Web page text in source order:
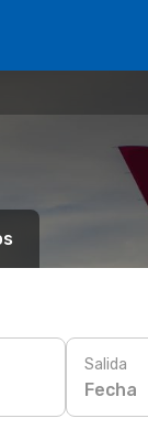
Salida
Fecha